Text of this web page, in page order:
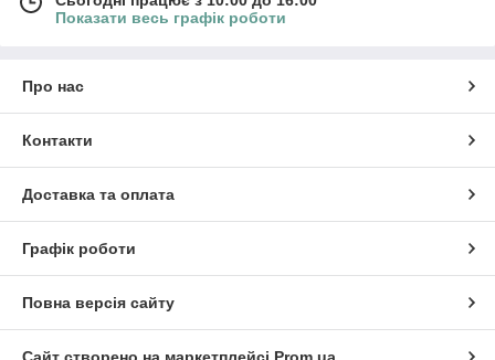
Показати весь графік роботи
Про нас
Контакти
Доставка та оплата
Графік роботи
Повна версія сайту